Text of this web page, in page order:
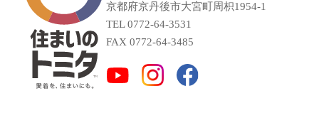
京都府京丹後市大宮町周枳1954-1
TEL 0772-64-3531
FAX 0772-64-3485